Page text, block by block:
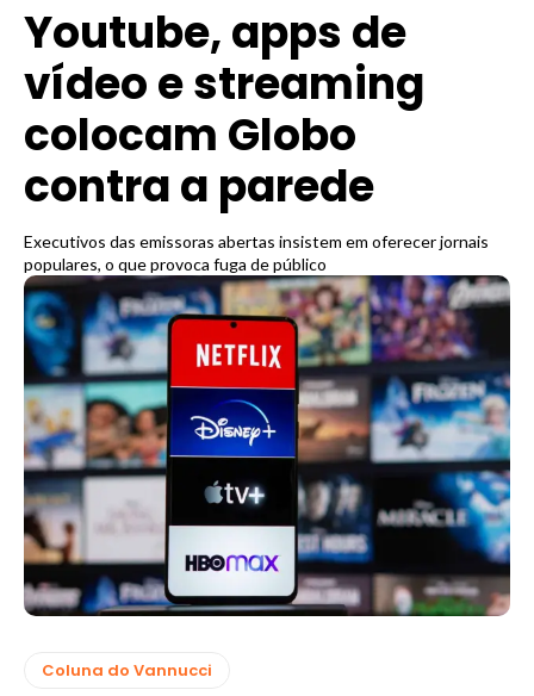
Youtube, apps de
vídeo e streaming
colocam Globo
contra a parede
Executivos das emissoras abertas insistem em oferecer jornais
populares, o que provoca fuga de público
Coluna do Vannucci